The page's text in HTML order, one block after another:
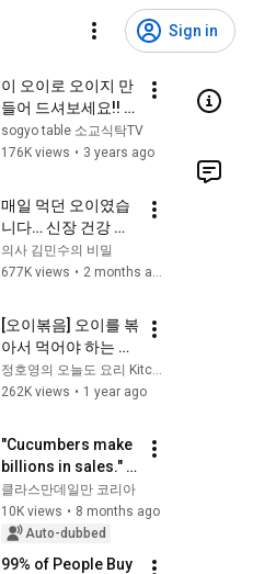
Sign in
이 오이로 오이지 만
들어 드셔보세요!! 소
주와 간장없이 만들
어 쓴맛없이 깔끔하
이 좋아합니다/ 겨자
오이장아찌 pickled
mustard cucumber
sogyo table 소교식탁TV
176K views • 3 years ago
매일 먹던 오이였습
니다… 신장 건강 무
너뜨리는 최악의 습
관
의사 김민수의 비밀
677K views • 2 months ago
[오이볶음] 오이를 볶
아서 먹어야 하는 이
유!
정호영의 오늘도 요리 Kitchen Caden
262K views • 1 year ago
"Cucumbers make
billions in sales."
"At first, everyone
tried to stop me.
But now..." An
intervie...
클라스만데일만 코리아
10K views • 8 months ago
Auto-dubbed
99% of People Buy